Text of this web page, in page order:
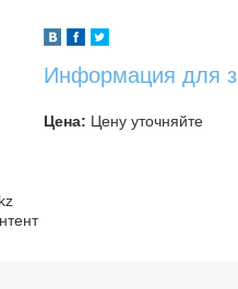
Информация для
Цена: Цену уточняйте